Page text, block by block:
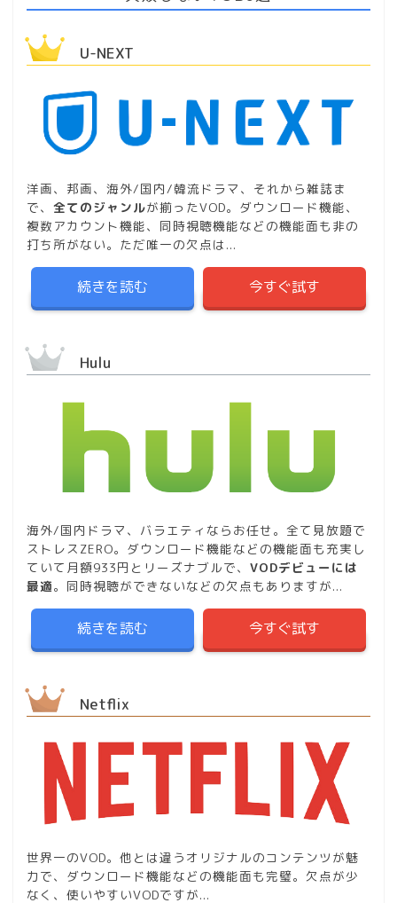
U-NEXT
洋画、邦画、海外/国内/韓流ドラマ、それから雑誌ま
で、 全てのジャンルが揃ったVOD。ダウンロード機能、
複数アカウント機能、同時視聴機能などの機能面も非の
打ち所がない。ただ唯一の欠点は...
続きを読む 今すぐ試す
Hulu
海外/国内ドラマ、バラエティならお任せ。全て見放題で
ストレスZERO。ダウンロード機能などの機能面も充実し
ていて月額933円とリーズナブルで、 VODデビューには
最適。同時視聴ができないなどの欠点もありますが...
続きを読む 今すぐ試す
Netflix
世界一のVOD。他とは違うオリジナルのコンテンツが魅
力で、ダウンロード機能などの機能面も完璧。欠点が少
なく、使いやすいVODですが...